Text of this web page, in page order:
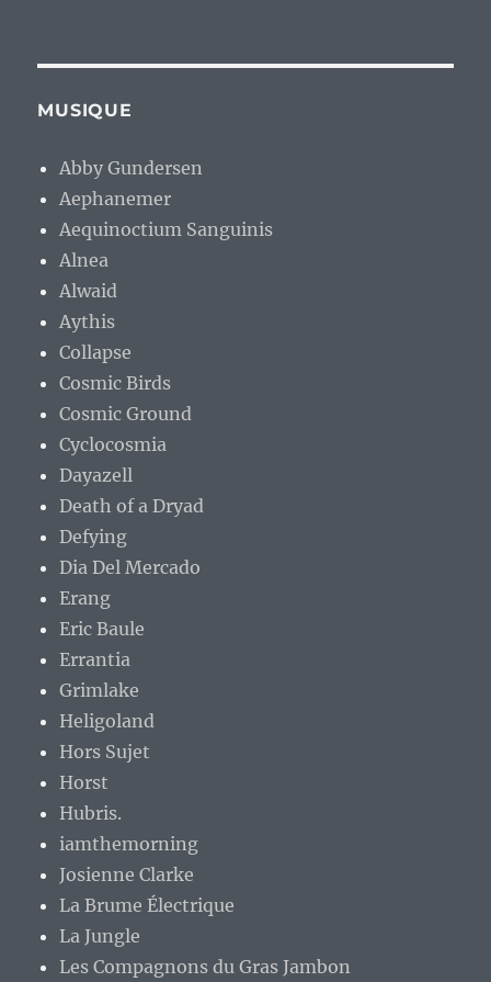
MUSIQUE
Abby Gundersen
Aephanemer
Aequinoctium Sanguinis
Alnea
Alwaid
Aythis
Collapse
Cosmic Birds
Cosmic Ground
Cyclocosmia
Dayazell
Death of a Dryad
Defying
Dia Del Mercado
Erang
Eric Baule
Errantia
Grimlake
Heligoland
Hors Sujet
Horst
Hubris.
iamthemorning
Josienne Clarke
La Brume Électrique
La Jungle
Les Compagnons du Gras Jambon